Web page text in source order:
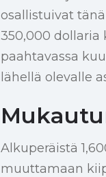
osallistuivat
350,000 dollaria
paahtavassa
lähellä olevalle
Alkuperäistä
muuttamaan